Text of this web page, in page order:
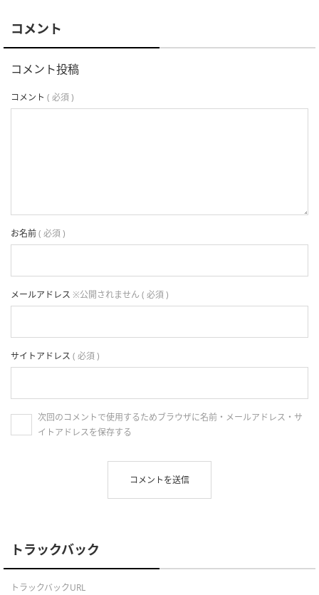
コメント
コメント投稿
コメント ( 必須 )
お名前( 必須 )
メールアドレス ※公開されません ( 必須 )
サイトアドレス ( 必須 )
次回のコメントで使用するためブラウザに名前・メールアドレス・サ
イトアドレスを保存する
トラックバック
トラックバックURL